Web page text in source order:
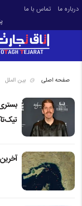
درباره ما تماس با ما
صفحه اصلی بین الملل